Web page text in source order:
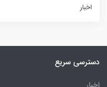
اخبار
دسترسی سریع